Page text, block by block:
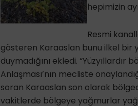
hepimizin
Resmi
gösteren Karaaslan bunu ilkel bir
duymadığını ekledi.
Anlaşması’nın mecliste
soran Karaaslan son olarak
vakitlerde bölgeye yağmurlar